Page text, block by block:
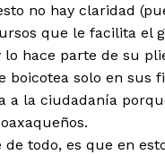
no hay claridad
que le facilita el
lo hace parte de su
boicotea solo en
a la ciudadanía
todo, es que en